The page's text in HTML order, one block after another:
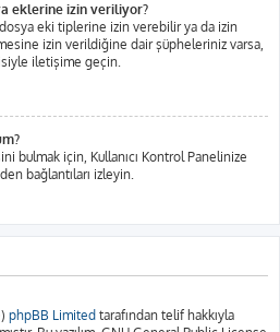
eklerine izin veriliyor?
eki tiplerine izin verebilir ya da izin
izin verildiğine dair şüpheleriniz varsa,
iletişime geçin.
bulmak için, Kullanıcı Kontrol Panelinize
bağlantıları izleyin.
phpBB Limited tarafından telif hakkıyla